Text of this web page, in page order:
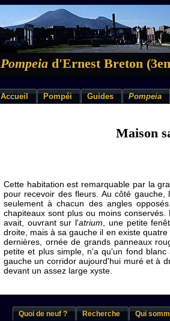
Pompeia d'Ernest Breton
Accueil Pompéi Guides Pompeia
Maison
Cette habitation est remarquable par la
pour recevoir des fleurs. Au côté gauche,
seulement à chacun des angles
chapiteaux sont plus ou moins
avait, ouvrant sur l'atrium , une petite
droite, mais à sa gauche il en existe
dernières, ornée de grands panneaux
petite et plus simple, n'a qu'un fond
gauche un corridor aujourd'hui muré et à
devant un assez large xyste.
Quoi de neuf ? Recherche Qui